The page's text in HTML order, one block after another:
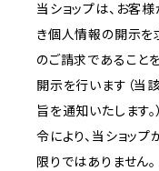
当ショップは、お客
き個人情報の開示を
のご請求であること
開示を行います（当
旨を通知いたします
令により、当ショッ
限りではありません。